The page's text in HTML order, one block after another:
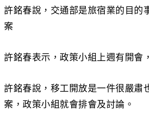
許銘春說，交通部是旅宿業的目的
案
許銘春表示，政策小組上週有開會
許銘春說，移工開放是一件很嚴肅
案，政策小組就會排會及討論。